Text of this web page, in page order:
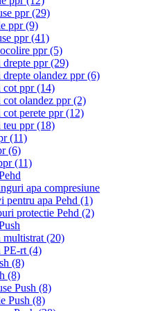
ppr(29)
ppr(9)
ppr(41)
ppr(5)
drepte ppr(29)
olandez ppr(6)
cot ppr(14)
cot olandez ppr(2)
perete ppr(12)
teu ppr(18)
(11)
(6)
(11)
apa compresiune
pentru apa Pehd (1)
protectie Pehd (2)
multistrat (20)
PE-rt (4)
(8)
(8)
Push (8)
Push (8)